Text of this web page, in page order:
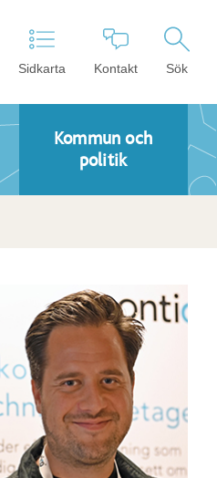
Sidkarta Kontakt Sök
Kommun och
politik